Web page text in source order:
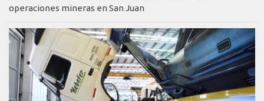
operaciones mineras en San Juan